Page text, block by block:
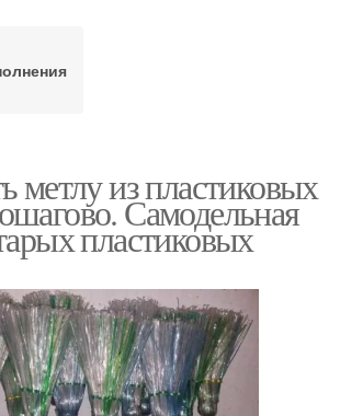
метлу из пластиковых
Самодельная
пластиковых